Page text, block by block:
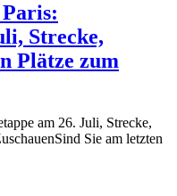
Strecke,
Plätze zum
am 26. Juli, Strecke,
Sie am letzten